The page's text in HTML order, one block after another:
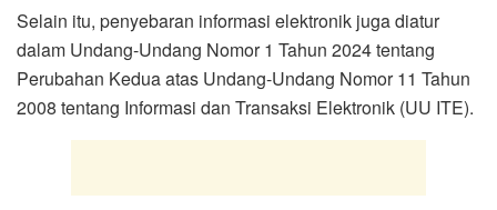
Selain itu, penyebaran informasi elektronik juga diatur
dalam Undang-Undang Nomor 1 Tahun 2024 tentang
Perubahan Kedua atas Undang-Undang Nomor 11 Tahun
2008 tentang Informasi dan Transaksi Elektronik (UU ITE).